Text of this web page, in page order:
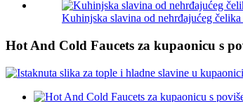
Kuhinjska slavina od nehrđajućeg
Hot And Cold Faucets za kupaonicu s